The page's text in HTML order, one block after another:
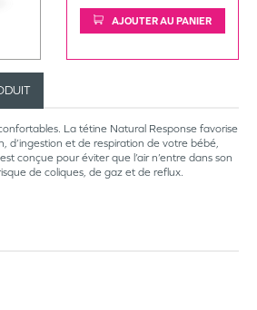
AJOUTER AU PANIER
La tétine Natural Response favorise
d’ingestion et de respiration de votre bébé,
conçue pour éviter que l’air n’entre dans son
de coliques, de gaz et de reflux.